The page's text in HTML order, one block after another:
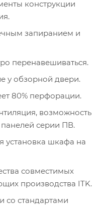
конструкции
запиранием и
перенавешиваться.
у обзорной двери.
80% перфорации.
возможность
серии ПВ.
установка шкафа на
совместимых
производства ITK.
со стандартами